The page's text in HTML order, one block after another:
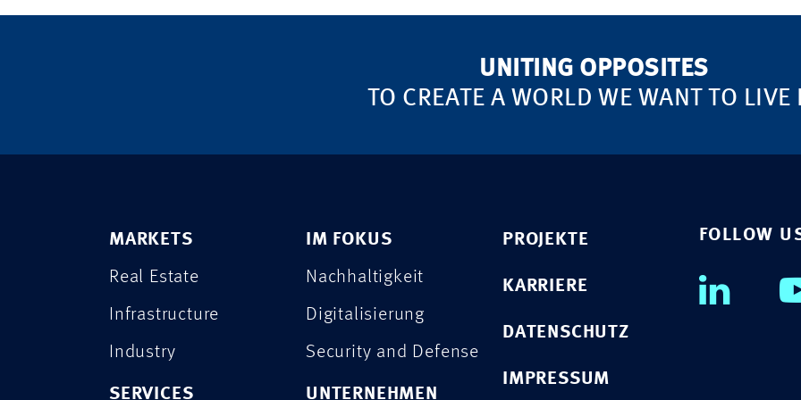
UNITING OPPOSITES
TO CREATE A WORLD WE WANT TO LIVE
MARKETS
Real Estate
Infrastructure
Industry
SERVICES
IM FOKUS
Nachhaltigkeit
Digitalisierung
Security and Defense
UNTERNEHMEN
PROJEKTE
KARRIERE
DATENSCHUTZ
IMPRESSUM
FOLLOW